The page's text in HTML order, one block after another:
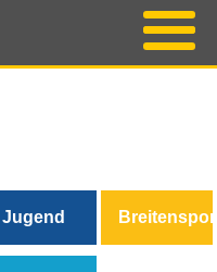
Jugend